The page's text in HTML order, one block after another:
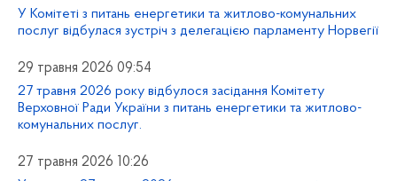
У Комітеті з питань енергетики та житлово-комунальних
послуг відбулася зустріч з делегацією парламенту Норвегії
29 травня 2026 09:54
27 травня 2026 року відбулося засідання Комітету
Верховної Ради України з питань енергетики та житлово-
комунальних послуг.
27 травня 2026 10:26